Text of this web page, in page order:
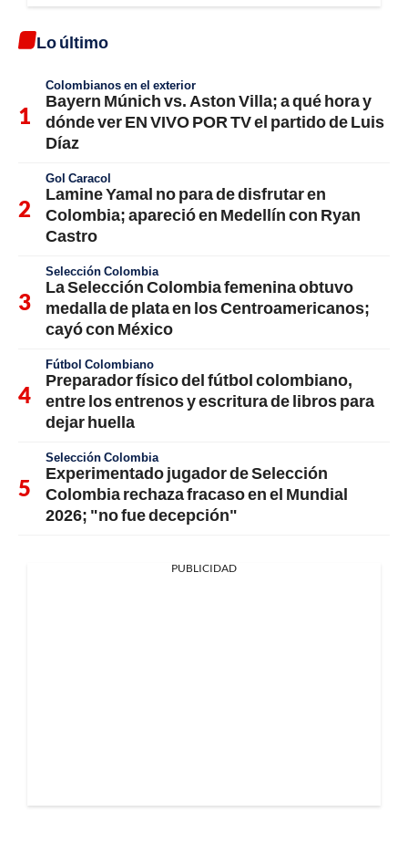
Lo último
Colombianos en el exterior
Bayern Múnich vs. Aston Villa; a qué hora y
dónde ver EN VIVO POR TV el partido de Luis
Díaz
Gol Caracol
Lamine Yamal no para de disfrutar en
Colombia; apareció en Medellín con Ryan
Castro
Selección Colombia
La Selección Colombia femenina obtuvo
medalla de plata en los Centroamericanos;
cayó con México
Fútbol Colombiano
Preparador físico del fútbol colombiano,
entre los entrenos y escritura de libros para
dejar huella
Selección Colombia
Experimentado jugador de Selección
Colombia rechaza fracaso en el Mundial
2026; "no fue decepción"
PUBLICIDAD